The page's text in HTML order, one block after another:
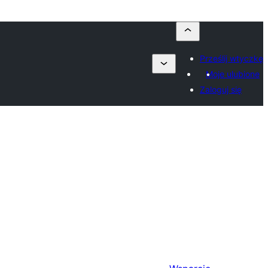
Prześlij wtyczkę
Moje ulubione
Zaloguj się